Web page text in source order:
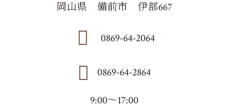
岡山県 備前市 伊部667
0869-64-2064
0869-64-2864
9:00～17:00